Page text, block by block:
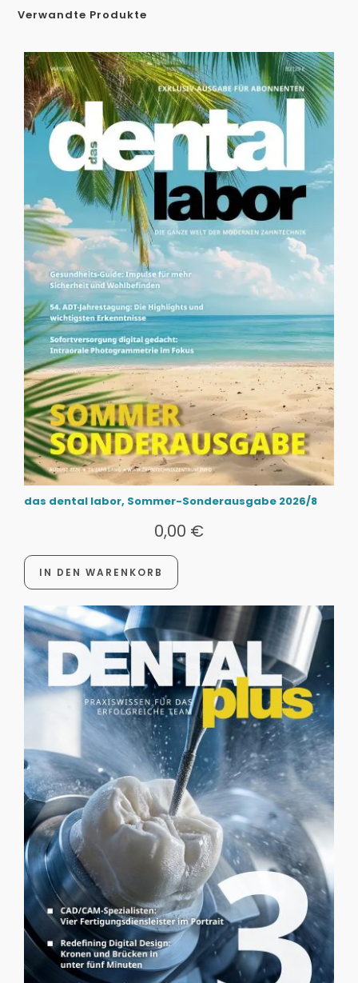
Verwandte Produkte
das dental labor, Sommer-Sonderausgabe 2026/8
0,00 €
IN DEN WARENKORB